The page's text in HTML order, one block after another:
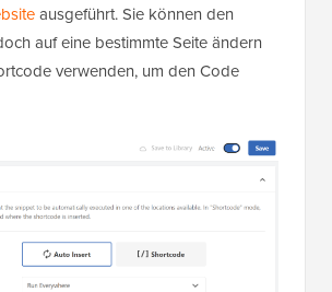
ausgeführt. Sie können den
auf eine bestimmte Seite ändern
verwenden, um den Code